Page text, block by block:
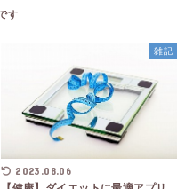
雑記
2023.08.06